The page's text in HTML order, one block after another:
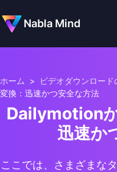
Nabla Mind
ホーム > ビデオダウンロード
変換：迅速かつ安全な方法
Dailymotion
迅速か
ここでは、さまざまな